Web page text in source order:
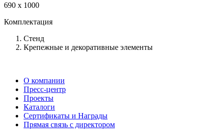
690 x 1000
Комплектация
Стенд
Крепежные и декоративные элементы
О компании
Пресс-центр
Проекты
Каталоги
Сертификаты и Награды
Прямая связь с директором